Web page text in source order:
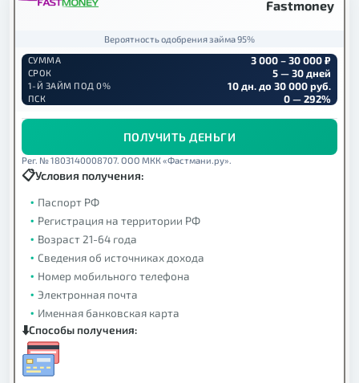
Fastmoney
Вероятность одобрения займа 95%
СУММА
3 000 – 30 000 ₽
СРОК 5 — 30 дней
1-Й ЗАЙМ ПОД 0% 10 дн. до 30 000 руб.
ПСК 0 — 292%
ПОЛУЧИТЬ ДЕНЬГИ
Рег. № 1803140008707. ООО МКК «Фастмани.ру».
Условия получения:
Паспорт РФ
Регистрация на территории РФ
Возраст 21-64 года
Сведения об источниках дохода
Номер мобильного телефона
Электронная почта
Именная банковская карта
Способы получения: